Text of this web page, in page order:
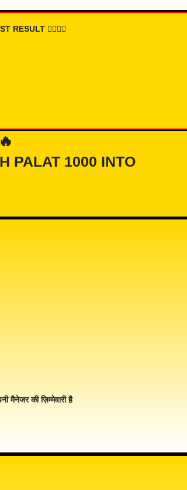
RESULT 👇🏾👇🏾
PALAT 1000 INTO
मैनेजर की ज़िम्मेवारी है